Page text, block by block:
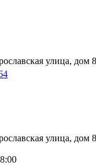
улица, дом
улица, дом